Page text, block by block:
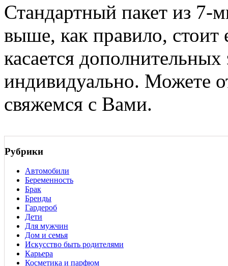
Стандартный пакет из 7-
выше, как правило, стоит
касается
индивидуально. Можете
свяжемся с Вами.
Рубрики
Автомобили
Беременность
Брак
Бренды
Гардероб
Дети
Для мужчин
Дом и семья
Искусство быть родителями
Карьера
Косметика и парфюм